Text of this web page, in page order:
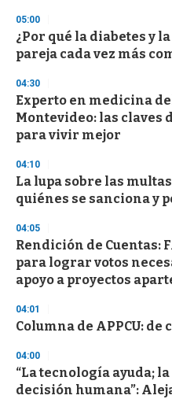
d
05:00
¿Por qué la diabetes y
pareja cada vez más
04:30
Experto en medicina
Montevideo: las claves
para vivir mejor
04:10
La lupa sobre las
quiénes se sanciona y
04:05
Rendición de Cuentas:
para lograr votos
apoyo a proyectos
04:01
Columna de APPCU: de
04:00
“La tecnología ayuda;
decisión humana”: